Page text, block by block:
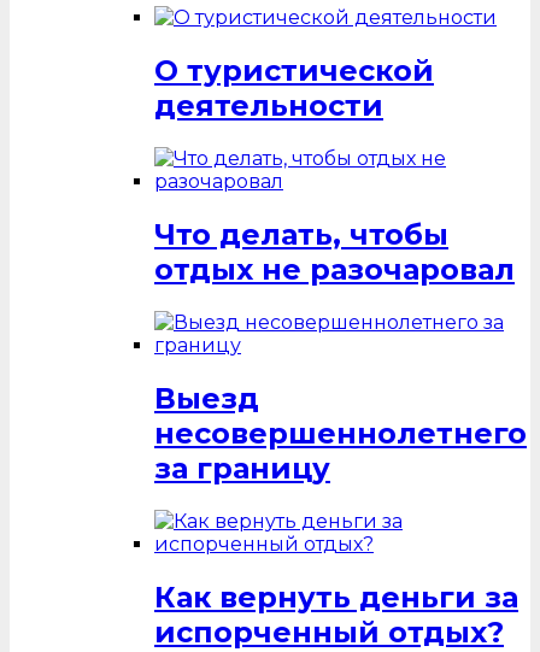
О туристической
деятельности
Что делать, чтобы
отдых не разочаровал
Выезд
несовершеннолетнего
за границу
Как вернуть деньги за
испорченный отдых?